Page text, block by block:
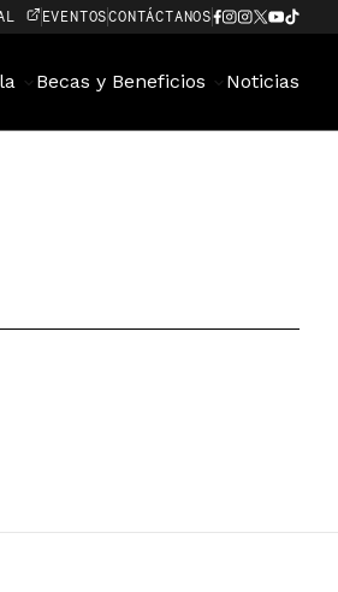
EVENTOSCONTÁCTANOS
Becas y Beneficios Noticias